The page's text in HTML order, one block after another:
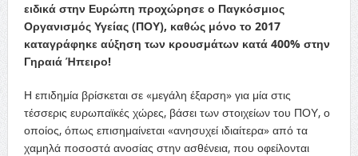
ειδικά στην Ευρώπη προχώρησε ο Παγκόσμιος
Οργανισμός Υγείας (ΠΟΥ), καθώς μόνο το 2017
καταγράφηκε αύξηση των κρουσμάτων κατά 400% στην
Γηραιά Ήπειρο!
Η επιδημία βρίσκεται σε «μεγάλη έξαρση» για μία στις
τέσσερις ευρωπαϊκές χώρες, βάσει των στοιχείων του ΠΟΥ, ο
οποίος, όπως επισημαίνεται «ανησυχεί ιδιαίτερα» από τα
χαμηλά ποσοστά ανοσίας στην ασθένεια, που οφείλονται